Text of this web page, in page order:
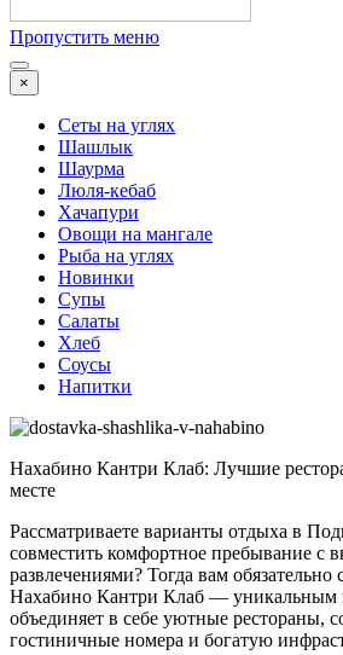
Пропустить меню
×
Сеты на углях
Шашлык
Шаурма
Люля-кебаб
Хачапури
Овощи на мангале
Рыба на углях
Новинки
Супы
Салаты
Хлеб
Соусы
Напитки
Нахабино Кантри Клаб: Лучшие
месте
Рассматриваете варианты отдыха в
совместить комфортное пребывание с
развлечениями? Тогда вам обязательно
Нахабино Кантри Клаб — уникальным
объединяет в себе уютные рестораны,
гостиничные номера и богатую